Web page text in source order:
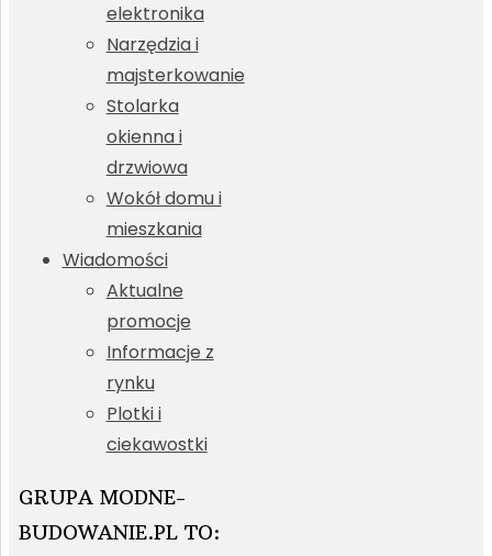
elektronika
Narzędzia i
majsterkowanie
Stolarka
okienna i
drzwiowa
Wokół domu i
mieszkania
Wiadomości
Aktualne
promocje
Informacje z
rynku
Plotki i
ciekawostki
GRUPA MODNE-
BUDOWANIE.PL TO: